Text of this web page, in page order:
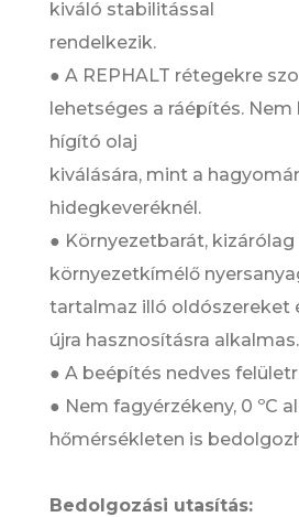
kiváló stabilitással
rendelkezik.
● A REPHALT rétegekre
lehetséges a ráépítés. Nem
hígító olaj
kiválására, mint a
hidegkeveréknél.
● Környezetbarát, kizárólag
környezetkímélő
tartalmaz illó oldószereket
újra hasznosításra alkalmas.
● A beépítés nedves
● Nem fagyérzékeny, 0 ºC
hőmérsékleten is
Bedolgozási utasítás: